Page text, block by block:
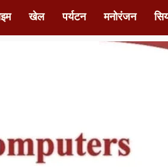
खेल पर्यटन मनोरंजन